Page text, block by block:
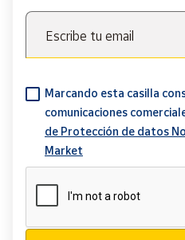
Escribe tu email
Marcando esta casilla
comunicaciones
de Protección de datos
Market